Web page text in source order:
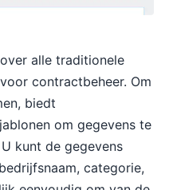
alle traditionele
contractbeheer. Om
biedt
om gegevens te
kunt de gegevens
categorie,